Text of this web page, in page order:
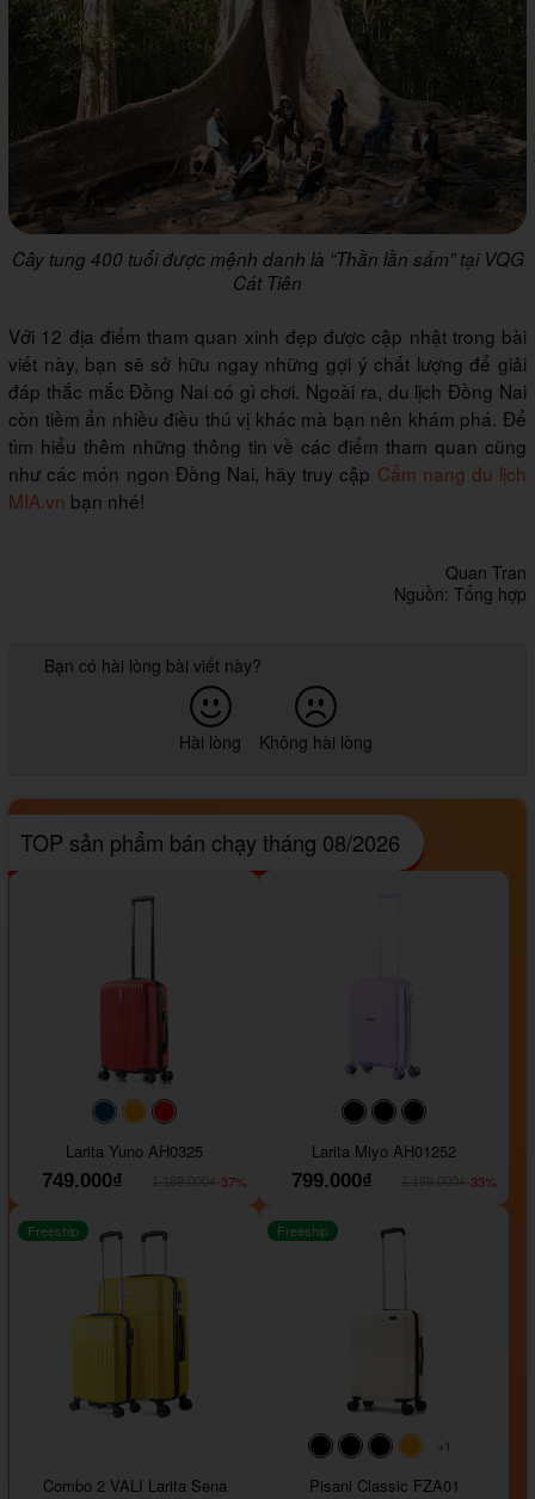
Cây tung 400 tuổi được mệnh danh là “Thằn lằn sấm” tại VQG
Cát Tiên
Với 12 địa điểm tham quan xinh đẹp được cập nhật trong bài
viết này, bạn sẽ sở hữu ngay những gợi ý chất lượng để giải
đáp thắc mắc Đồng Nai có gì chơi. Ngoài ra, du lịch Đồng Nai
còn tiềm ẩn nhiều điều thú vị khác mà bạn nên khám phá. Để
tìm hiểu thêm những thông tin về các điểm tham quan cũng
như các món ngon Đồng Nai, hãy truy cập Cẩm nang du lịch
MIA.vn bạn nhé!
Quan Tran
Nguồn: Tổng hợp
Bạn có hài lòng bài viết này?
Hài lòng Không hài lòng
TOP sản phẩm bán chạy tháng 08/2026
#093f69#ffa500
Larita Yuno AH0325
749.000₫
-37%
#000000#000000
Larita Miyo AH01252
799.000₫
-33%
Freeship
Combo 2 VALI Larita Sena
#000000#000000
#000000
#ffa500
+1
Freeship
Pisani Classic FZA01